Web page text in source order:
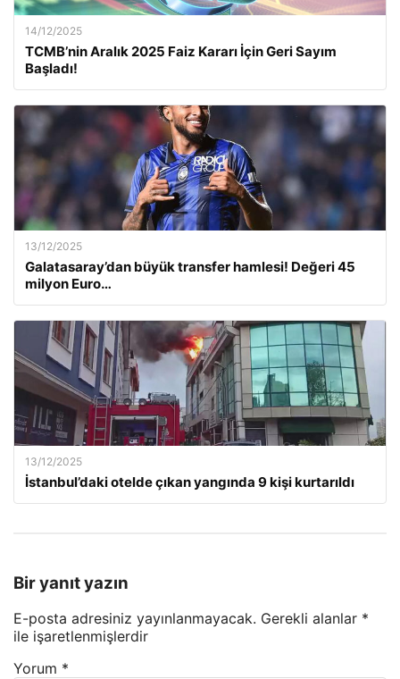
14/12/2025
TCMB’nin Aralık 2025 Faiz Kararı İçin Geri Sayım
Başladı!
13/12/2025
Galatasaray’dan büyük transfer hamlesi! Değeri 45
milyon Euro…
13/12/2025
İstanbul’daki otelde çıkan yangında 9 kişi kurtarıldı
Bir yanıt yazın
E-posta adresiniz yayınlanmayacak. Gerekli alanlar *
ile işaretlenmişlerdir
Yorum *